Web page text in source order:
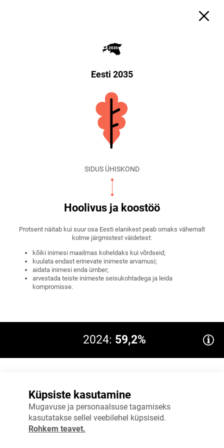
Eesti 2035
SIDUS ÜHISKOND
Hoolivus ja koostöö
Protsent näitab kui suur osa Eesti elanikest peab omaks vähemalt
kolme järgmistest väidetest:
kõiki inimesi maailmas koheldaks kui võrdseid;
kuulata endast erinevate inimeste arvamusi;
aidata inimesi enda ümber;
arvestada teiste inimeste seisukohtadega ja leida
kompromisse.
2024: 59,2%
40%
60%
Küpsiste kasutamine
Mugavuse ja personaalsuse tagamiseks
kasutatakse sellel veebilehel küpsiseid.
Rohkem teavet.